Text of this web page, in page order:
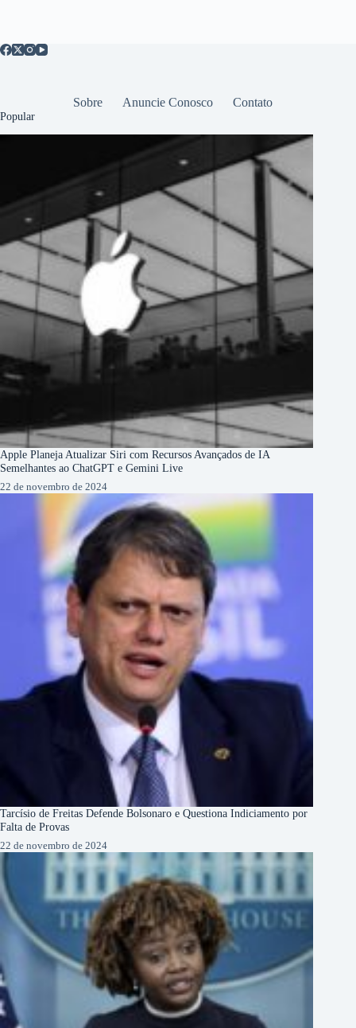
Sobre Anuncie Conosco Contato
Popular
Apple Planeja Atualizar Siri com Recursos Avançados de IA
Semelhantes ao ChatGPT e Gemini Live
22 de novembro de 2024
Tarcísio de Freitas Defende Bolsonaro e Questiona Indiciamento por
Falta de Provas
22 de novembro de 2024